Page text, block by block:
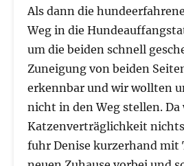
Als dann die
Weg in die
um die beiden schnell
Zuneigung von beiden
erkennbar und wir wollten
nicht in den Weg stellen. Da
Katzenverträglichkeit
fuhr Denise kurzerhand mit